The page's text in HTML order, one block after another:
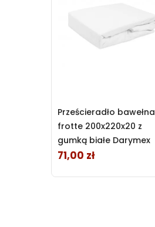
Prześcieradło bawełna
frotte 200x220x20 z
gumką białe Darymex
Cena
71,00 zł